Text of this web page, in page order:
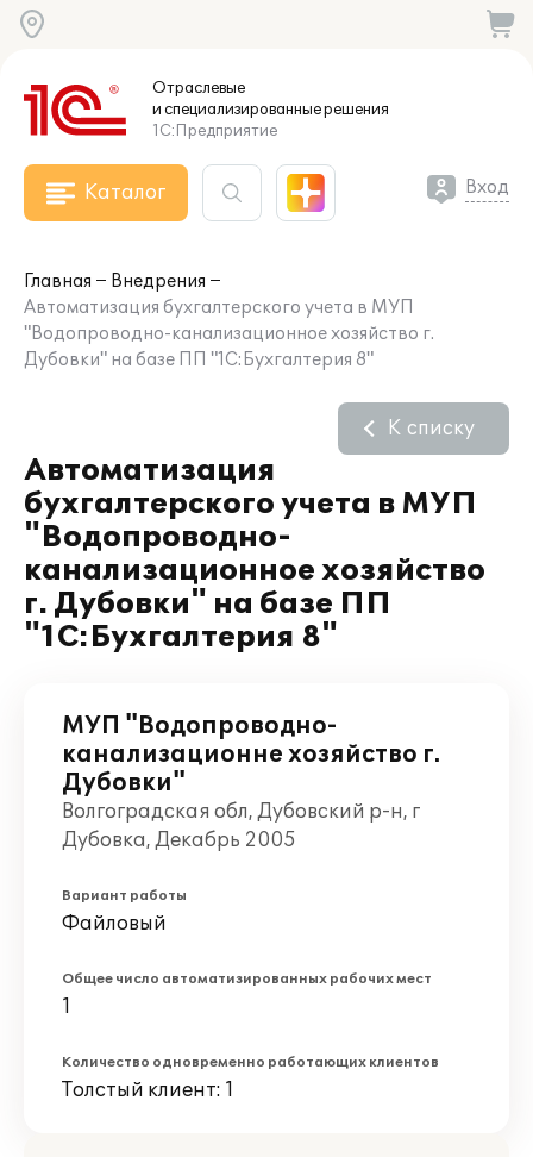
Отраслевые
и специализированныерешения
1С:Предприятие
Каталог Вход
Главная
Внедрения
Автоматизация бухгалтерского учета в МУП
"Водопроводно-канализационное хозяйство г.
Дубовки" на базе ПП "1С:Бухгалтерия 8"
Автоматизация
бухгалтерского учета в МУП
"Водопроводно-
канализационное хозяйство
г. Дубовки" на базе ПП
"1С:Бухгалтерия 8"
К списку
МУП "Водопроводно-
канализационне хозяйство г.
Дубовки"
Волгоградская обл, Дубовский р-н, г
Дубовка, Декабрь 2005
Вариант работы
Файловый
Общее число автоматизированных рабочих мест
1
Количество одновременно работающих клиентов
Толстый клиент: 1